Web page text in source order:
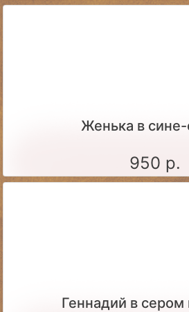
Женька в
950 р.
Геннадий в